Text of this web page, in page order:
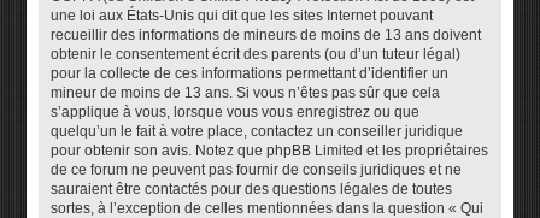
une loi aux États-Unis qui dit que les sites Internet pouvant
recueillir des informations de mineurs de moins de 13 ans doivent
obtenir le consentement écrit des parents (ou d’un tuteur légal)
pour la collecte de ces informations permettant d’identifier un
mineur de moins de 13 ans. Si vous n’êtes pas sûr que cela
s’applique à vous, lorsque vous vous enregistrez ou que
quelqu’un le fait à votre place, contactez un conseiller juridique
pour obtenir son avis. Notez que phpBB Limited et les propriétaires
de ce forum ne peuvent pas fournir de conseils juridiques et ne
sauraient être contactés pour des questions légales de toutes
sortes, à l’exception de celles mentionnées dans la question « Qui